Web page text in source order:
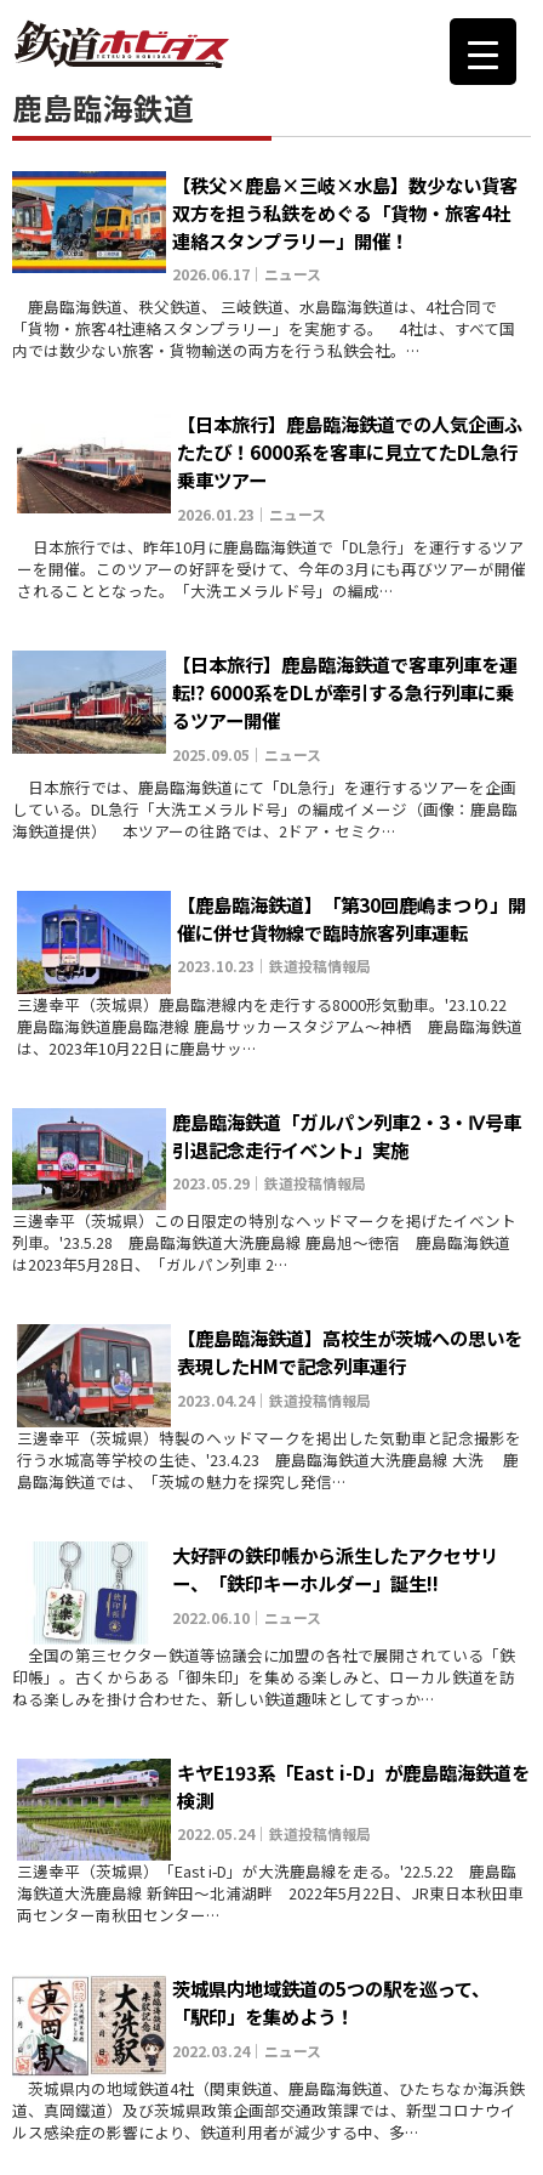
鹿島臨海鉄道
【秩父×鹿島×三岐×水島】数少ない貨客
双方を担う私鉄をめぐる「貨物・旅客4社
連絡スタンプラリー」開催！
2026.06.17｜ニュース
鹿島臨海鉄道、秩父鉄道、 三岐鉄道、水島臨海鉄道は、4社合同で
「貨物・旅客4社連絡スタンプラリー」を実施する。 4社は、すべて国
内では数少ない旅客・貨物輸送の両方を行う私鉄会社。…
【日本旅行】鹿島臨海鉄道での人気企画ふ
たたび！6000系を客車に見立てたDL急行
乗車ツアー
2026.01.23｜ニュース
日本旅行では、昨年10月に鹿島臨海鉄道で「DL急行」を運行するツア
ーを開催。このツアーの好評を受けて、今年の3月にも再びツアーが開催
されることとなった。「大洗エメラルド号」の編成…
【日本旅行】鹿島臨海鉄道で客車列車を運
転⁉ 6000系をDLが牽引する急行列車に乗
るツアー開催
2025.09.05｜ニュース
日本旅行では、鹿島臨海鉄道にて「DL急行」を運行するツアーを企画
している。DL急行「大洗エメラルド号」の編成イメージ（画像：鹿島臨
海鉄道提供） 本ツアーの往路では、2ドア・セミク…
【鹿島臨海鉄道】「第30回鹿嶋まつり」開
催に併せ貨物線で臨時旅客列車運転
2023.10.23｜鉄道投稿情報局
三邊幸平（茨城県）鹿島臨港線内を走行する8000形気動車。'23.10.22
鹿島臨海鉄道鹿島臨港線 鹿島サッカースタジアム～神栖 鹿島臨海鉄道
は、2023年10月22日に鹿島サッ…
鹿島臨海鉄道「ガルパン列車2・3・Ⅳ号車
引退記念走行イベント」実施
2023.05.29｜鉄道投稿情報局
三邊幸平（茨城県）この日限定の特別なヘッドマークを掲げたイベント
列車。'23.5.28 鹿島臨海鉄道大洗鹿島線 鹿島旭～徳宿 鹿島臨海鉄道
は2023年5月28日、「ガルパン列車 2…
【鹿島臨海鉄道】高校生が茨城への思いを
表現したHMで記念列車運行
2023.04.24｜鉄道投稿情報局
三邊幸平（茨城県）特製のヘッドマークを掲出した気動車と記念撮影を
行う水城高等学校の生徒、'23.4.23 鹿島臨海鉄道大洗鹿島線 大洗 鹿
島臨海鉄道では、「茨城の魅力を探究し発信…
大好評の鉄印帳から派生したアクセサリ
ー、「鉄印キーホルダー」誕生!!
2022.06.10｜ニュース
全国の第三セクター鉄道等協議会に加盟の各社で展開されている「鉄
印帳」。古くからある「御朱印」を集める楽しみと、ローカル鉄道を訪
ねる楽しみを掛け合わせた、新しい鉄道趣味としてすっか…
キヤE193系「East i-D」が鹿島臨海鉄道を
検測
2022.05.24｜鉄道投稿情報局
三邊幸平（茨城県）「East i-D」が大洗鹿島線を走る。'22.5.22 鹿島臨
海鉄道大洗鹿島線 新鉾田～北浦湖畔 2022年5月22日、JR東日本秋田車
両センター南秋田センター…
茨城県内地域鉄道の5つの駅を巡って、
「駅印」を集めよう！
2022.03.24｜ニュース
茨城県内の地域鉄道4社（関東鉄道、鹿島臨海鉄道、ひたちなか海浜鉄
道、真岡鐵道）及び茨城県政策企画部交通政策課では、新型コロナウイ
ルス感染症の影響により、鉄道利用者が減少する中、多…